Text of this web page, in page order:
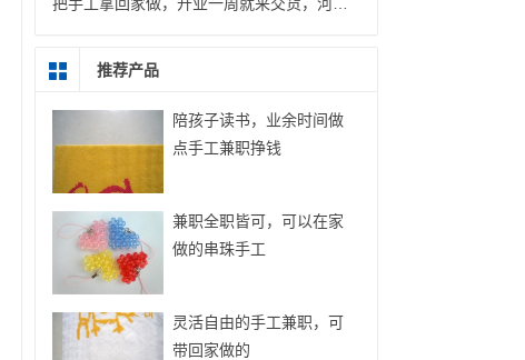
推荐产品
陪孩子读书，业余时间做
点手工兼职挣钱
兼职全职皆可，可以在家
做的串珠手工
灵活自由的手工兼职，可
带回家做的